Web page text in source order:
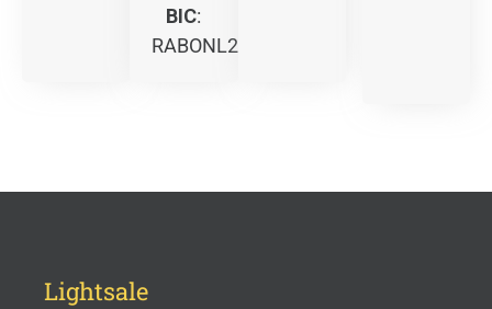
BIC:
RABONL2U
Lightsale